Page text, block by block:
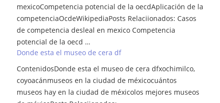
mexicoCompetencia potencial de la oecdAplicación de la
competenciaOcdeWikipediaPosts Relaciionados: Casos
de competencia desleal en mexico Competencia
potencial de la oecd …
Donde esta el museo de cera df
ContenidosDonde esta el museo de cera dfxochimilco,
coyoacánmuseos en la ciudad de méxicocuántos
museos hay en la ciudad de méxicolos mejores museos